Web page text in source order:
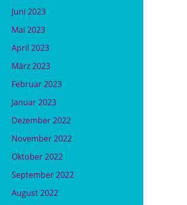
Juni 2023
Mai 2023
April 2023
März 2023
Februar 2023
Januar 2023
Dezember 2022
November 2022
Oktober 2022
September 2022
August 2022